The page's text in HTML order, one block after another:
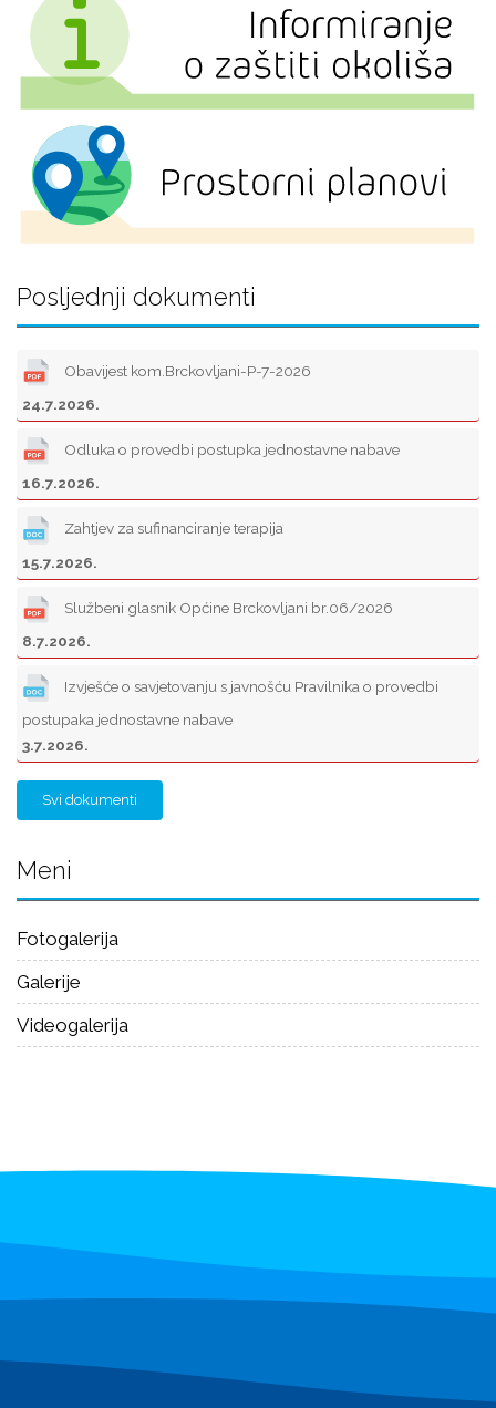
Posljednji dokumenti
Obavijest kom.Brckovljani-P-7-2026
24.7.2026.
Odluka o provedbi postupka jednostavne nabave
16.7.2026.
Zahtjev za sufinanciranje terapija
15.7.2026.
Službeni glasnik Općine Brckovljani br.06/2026
8.7.2026.
Izvješće o savjetovanju s javnošću Pravilnika o provedbi
postupaka jednostavne nabave
3.7.2026.
Svi dokumenti
Meni
Fotogalerija
Galerije
Videogalerija